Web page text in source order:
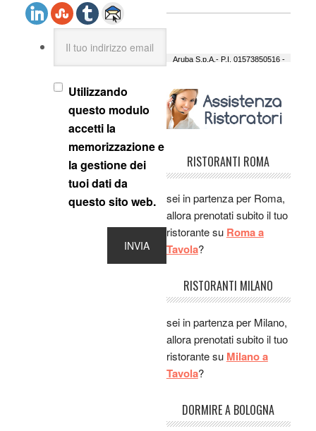
Utilizzando
questo modulo
accetti la
memorizzazione e
la gestione dei
tuoi dati da
questo sito web.
RISTORANTI ROMA
sei in partenza per Roma,
allora prenotati subito il tuo
ristorante su Roma a
Tavola?
RISTORANTI MILANO
sei in partenza per Milano,
allora prenotati subito il tuo
ristorante su Milano a
Tavola?
DORMIRE A BOLOGNA
Elisa:Fantastico l'
menu, personale cordiale.
trascorrere una domenica
nel verde!!! Lo consiglio!
non mi ha mai attirara ma
bello anche il locale :-)
Andre:A Lacapagira il
vero gusto della Puglia, mi
ha stupito, ve la consiglio!!
compleanno al ristorante
"al Gallo" ho fatto un
figurone!!! provate ad
andarci
Mattia:Si Al Gallo
decisamente ottimo....
consigliare un ristorante
dove mangiare bene la